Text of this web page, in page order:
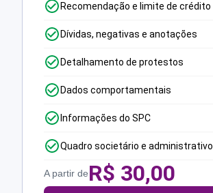
Recomendação e limite de crédito
Dívidas, negativas e anotações
Detalhamento de protestos
Dados comportamentais
Informações do SPC
Quadro societário e administrativo
A partir deR$ 30,00